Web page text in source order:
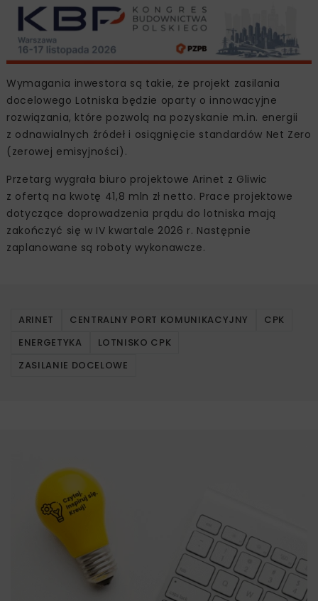
Wymagania inwestora są takie, że projekt zasilania
docelowego Lotniska będzie oparty o innowacyjne
rozwiązania, które pozwolą na pozyskanie m.in. energii
z odnawialnych źródeł i osiągnięcie standardów Net Zero
(zerowej emisyjności).
Przetarg wygrała biuro projektowe Arinet z Gliwic
z ofertą na kwotę 41,8 mln zł netto. Prace projektowe
dotyczące doprowadzenia prądu do lotniska mają
zakończyć się w IV kwartale 2026 r. Następnie
zaplanowane są roboty wykonawcze.
ARINET CENTRALNY PORT KOMUNIKACYJNY
CPK
ENERGETYKA
LOTNISKO CPK
ZASILANIE DOCELOWE